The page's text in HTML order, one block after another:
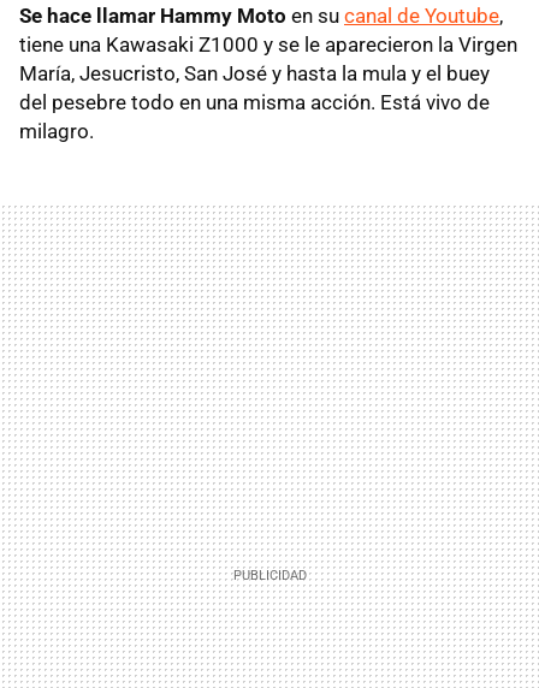
Se hace llamar Hammy Moto en su canal de Youtube,
tiene una Kawasaki Z1000 y se le aparecieron la Virgen
María, Jesucristo, San José y hasta la mula y el buey
del pesebre todo en una misma acción. Está vivo de
milagro.